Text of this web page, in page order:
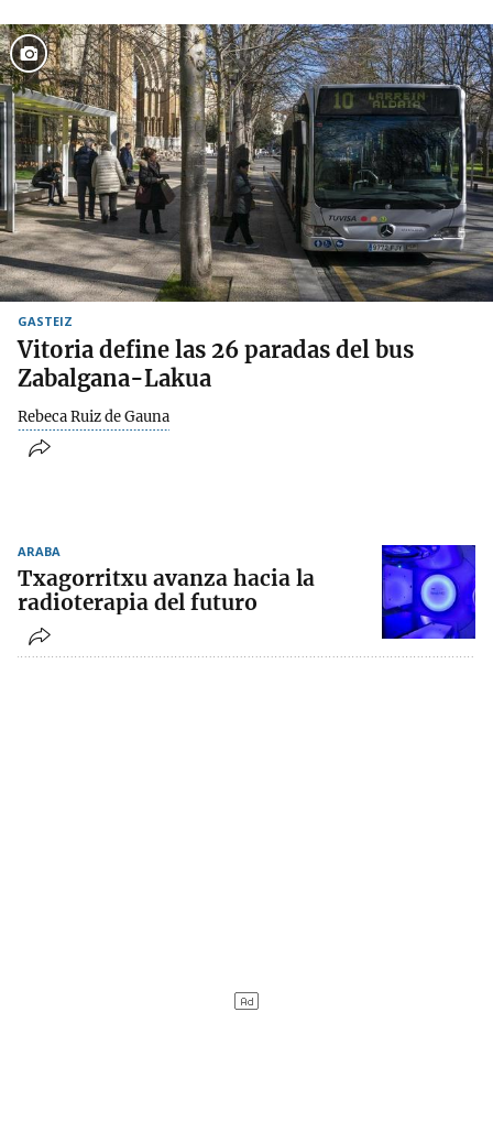
GASTEIZ
Vitoria define las 26 paradas del bus
Zabalgana-Lakua
Rebeca Ruiz de Gauna
ARABA
Txagorritxu avanza hacia la
radioterapia del futuro